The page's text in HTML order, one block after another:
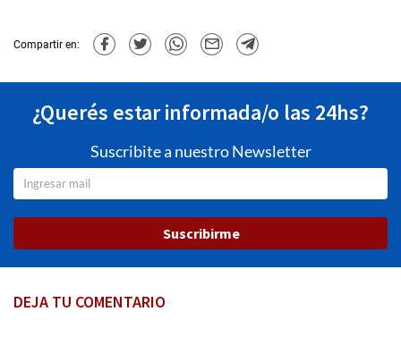
Compartir en:
¿Querés estar informada/o las 24hs?
Suscribite a nuestro Newsletter
Suscribirme
DEJA TU COMENTARIO